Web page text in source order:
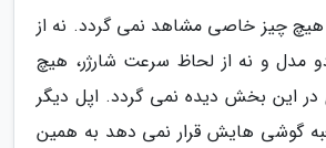
چیز خاصی مشاهد نمی گردد. نه از
مدل و نه از لحاظ سرعت شارژر، هیچ
این بخش دیده نمی گردد. اپل دیگر
گوشی هایش قرار نمی دهد به همین